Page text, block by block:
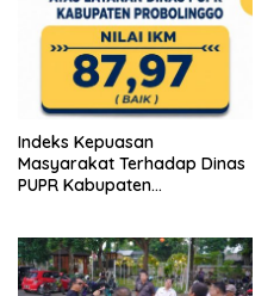
Indeks Kepuasan
Masyarakat Terhadap Dinas
PUPR Kabupaten